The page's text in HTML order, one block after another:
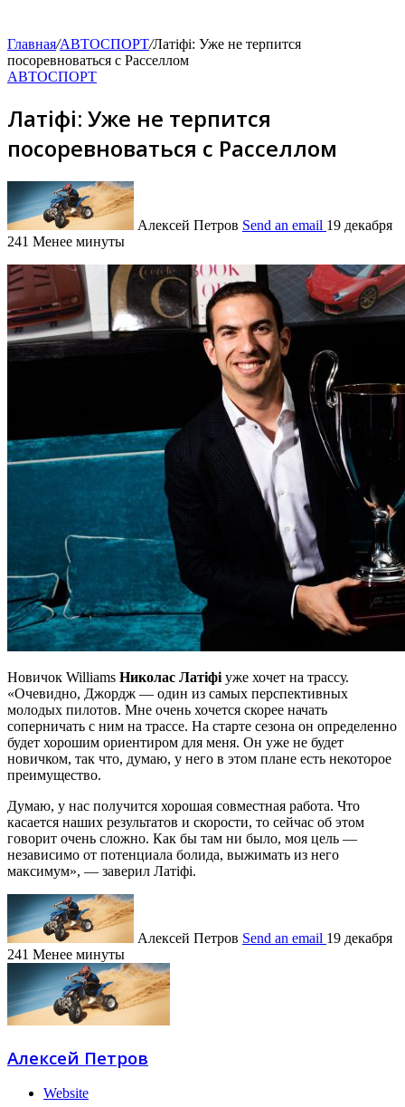
Главная/АВТОСПОРТ/Латіфі: Уже не терпится
посоревноваться с Расселлом
АВТОСПОРТ
Латіфі: Уже не терпится
посоревноваться с Расселлом
Алексей Петров Send an email 19 декабря
241 Менее минуты
Новичок Williams Николас Латіфі уже хочет на трассу.
«Очевидно, Джордж — один из самых перспективных
молодых пилотов. Мне очень хочется скорее начать
соперничать с ним на трассе. На старте сезона он определенно
будет хорошим ориентиром для меня. Он уже не будет
новичком, так что, думаю, у него в этом плане есть некоторое
преимущество.
Думаю, у нас получится хорошая совместная работа. Что
касается наших результатов и скорости, то сейчас об этом
говорит очень сложно. Как бы там ни было, моя цель —
независимо от потенциала болида, выжимать из него
максимум», — заверил Латіфі.
Алексей Петров Send an email 19 декабря
241 Менее минуты
Алексей Петров
Website